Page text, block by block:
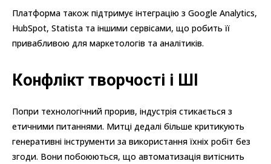
Платформа також підтримує інтеграцію з Google Analytics,
HubSpot, Statista та іншими сервісами, що робить її
привабливою для маркетологів та аналітиків.
Конфлікт творчості і ШІ
Попри технологічний прорив, індустрія стикається з
етичними питаннями. Митці дедалі більше критикують
генеративні інструменти за використання їхніх робіт без
згоди. Вони побоюються, що автоматизація витіснить